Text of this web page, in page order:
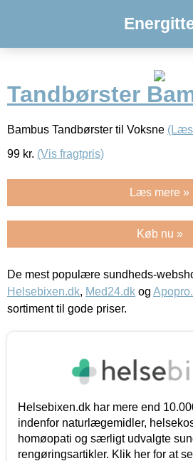
Tandbørster
Bambus Tandbørster til Voksne
99 kr. (Vis fragtpris)
Læs mere »
Køb nu »
De mest populære sundheds-
Helsebixen.dk, Med24.dk og
sortiment til gode priser.
Helsebixen.dk har mere end
indenfor naturlægemidler,
homøopati og særligt udvalgte
rengøringsartikler. Klik her for at